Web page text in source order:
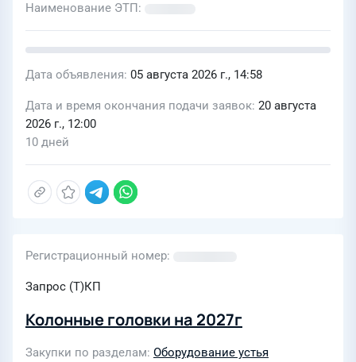
Наименование ЭТП
Дата объявления 05 августа 2026 г., 14:58
Дата и время окончания подачи заявок 20 августа
2026 г., 12:00
10 дней
Регистрационный номер
Запрос (Т)КП
Колонные головки на 2027г
Закупки по разделам Оборудование устья